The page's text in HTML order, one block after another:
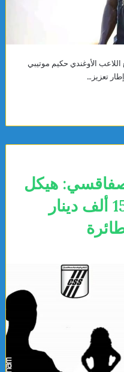
الأوغندي حكيم موتيبي
هيكل
سوسيوس يحوّل 150 ألف دينار